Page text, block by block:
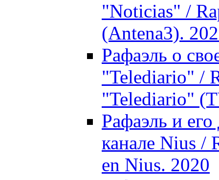
"Noticias" /
(Antena3).
Рафаэль о
"Telediario" /
"Telediario"
Рафаэль и
канале Nius /
en Nius. 2020